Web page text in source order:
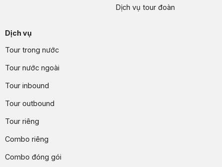
Dịch vụ tour đoàn
Dịch vụ
Tour trong nước
Tour nước ngoài
Tour inbound
Tour outbound
Tour riêng
Combo riêng
Combo đóng gói